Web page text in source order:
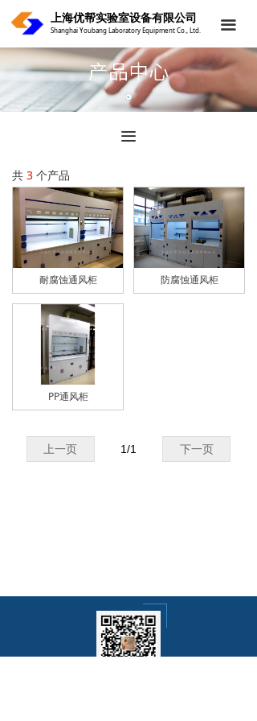
끀
首页
关于我们
联系我们
上海优帮实验室设备有限公司
Shanghai Youbang Laboratory Equipment Co., Ltd.
共 3 个产品
耐腐蚀通风柜 防腐蚀通风柜
PP通风柜
上一页 下一页
1/1
끀